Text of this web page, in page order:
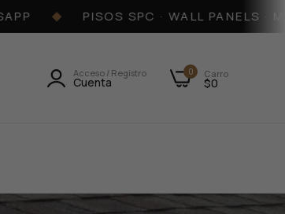
◆ PISOS SPC · WALL PANELS ·
Acceso / Registro
Cuenta
Carro
$0
0